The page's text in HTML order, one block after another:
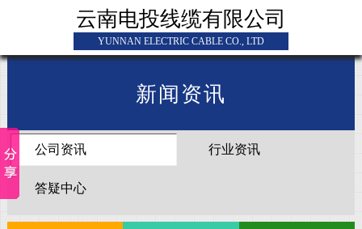
云南电投线缆有限公司
YUNNAN ELECTRIC CABLE CO., LTD
新闻资讯
公司资讯 行业资讯
答疑中心